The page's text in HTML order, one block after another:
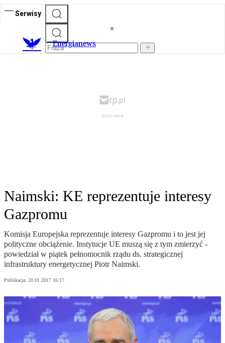
Serwisy
Energianews
Naimski: KE reprezentuje interesy
Gazpromu
Komisja Europejska reprezentuje interesy Gazpromu i to jest jej
polityczne obciążenie. Instytucje UE muszą się z tym zmierzyć -
powiedział w piątek pełnomocnik rządu ds. strategicznej
infrastruktury energetycznej Piotr Naimski.
Publikacja: 20.01.2017 16:17